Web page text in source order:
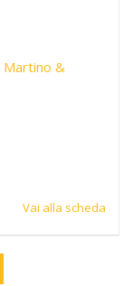
Martino &
Vai alla scheda